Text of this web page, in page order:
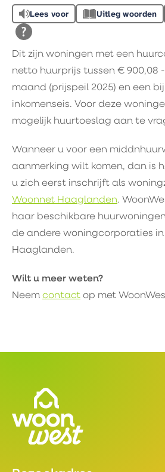
Lees voor Uitleg woorden
Dit zijn woningen met een
netto huurprijs tussen € 900,08 -
maand (prijspeil 2025) en een
inkomenseis. Voor deze
mogelijk huurtoeslag aan te
Wanneer u voor een
aanmerking wilt komen, dan is
u zich eerst inschrijft als
Woonnet Haaglanden.
haar beschikbare
de andere woningcorporaties
Haaglanden.
Wilt u meer weten?
Neem contact op met
Contactinformatie